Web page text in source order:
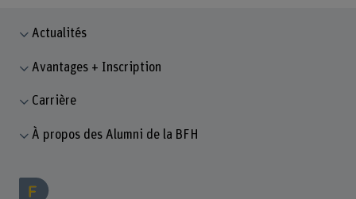
Actualités
Avantages + Inscription
Carrière
À propos des Alumni de la BFH